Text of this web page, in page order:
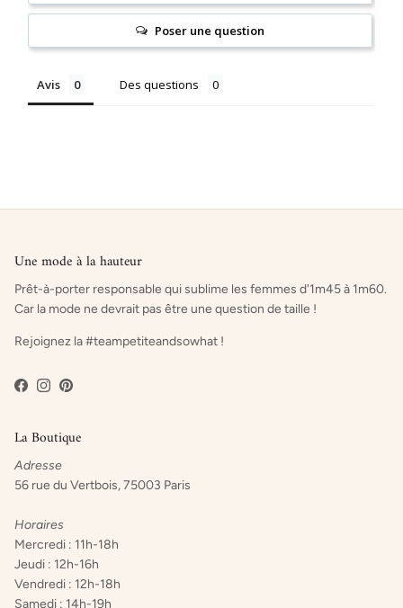
Poser une question
Avis Des questions
Une mode à la hauteur
Prêt-à-porter responsable qui sublime les femmes d'1m45 à 1m60.
Car la mode ne devrait pas être une question de taille !
Rejoignez la #teampetiteandsowhat !
Facebook
Instagram
Pinterest
La Boutique
Adresse
56 rue du Vertbois, 75003 Paris
Horaires
Mercredi : 11h-18h
Jeudi : 12h-16h
Vendredi : 12h-18h
Samedi : 14h-19h